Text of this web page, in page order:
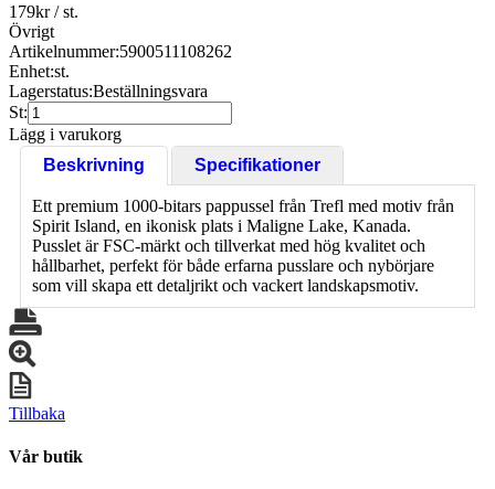
179kr/ st.
Övrigt
Artikelnummer:5900511108262
Enhet:st.
Lagerstatus:Beställningsvara
St:
Lägg i varukorg
Beskrivning
Specifikationer
Ett premium 1000-bitars pappussel från Trefl med motiv från
Spirit Island, en ikonisk plats i Maligne Lake, Kanada.
Pusslet är FSC-märkt och tillverkat med hög kvalitet och
hållbarhet, perfekt för både erfarna pusslare och nybörjare
som vill skapa ett detaljrikt och vackert landskapsmotiv.
Tillbaka
Vår butik